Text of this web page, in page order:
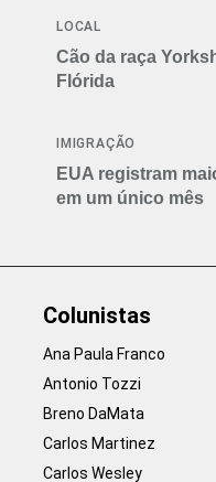
LOCAL
Cão da raça
Flórida
IMIGRAÇÃO
EUA registram
em um único mês
Colunistas
Ana Paula Franco
Antonio Tozzi
Breno DaMata
Carlos Martinez
Carlos Wesley